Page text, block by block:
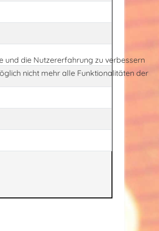
und die Nutzererfahrung zu verbessern
nicht mehr alle Funktionalitäten der